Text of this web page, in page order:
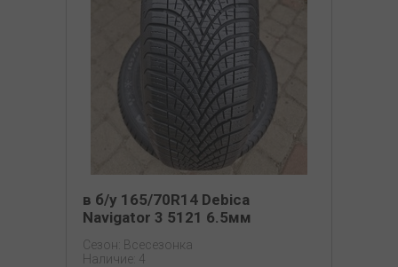
в б/у 165/70R14 Debica
Navigator 3 5121 6.5мм
Сезон: Всесезонка
Наличие: 4